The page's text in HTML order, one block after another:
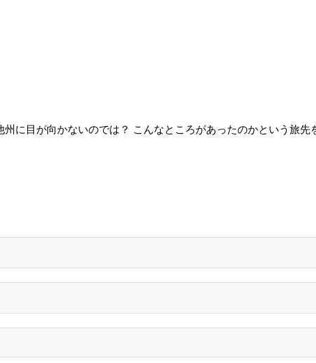
に目が向かないのでは？ こんなところがあったのかという旅